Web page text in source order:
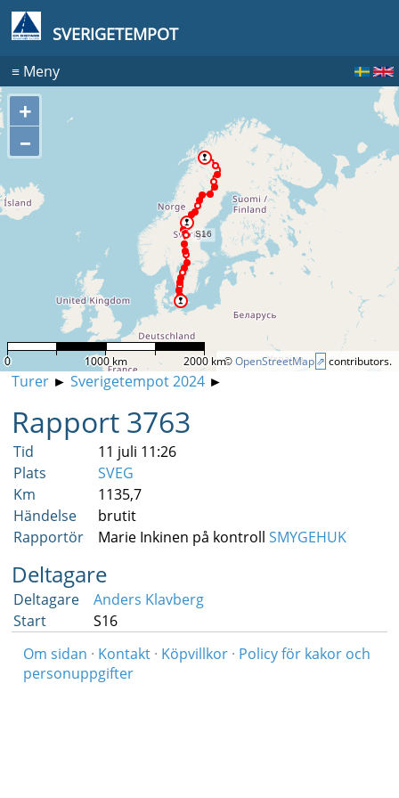
SVERIGETEMPOT
≡Meny
+
–
©OpenStreetMap contributors.
0 1000 km 2000 km
Turer► Sverigetempot 2024►
Rapport 3763
Tid
11 juli 11:26
Plats
SVEG
Km
1135,7
Händelse
brutit
Rapportör
Marie Inkinen på kontroll SMYGEHUK
Deltagare
Deltagare
Anders Klavberg
Start
S16
Om sidan · Kontakt· Köpvillkor· Policy för kakor och
personuppgifter